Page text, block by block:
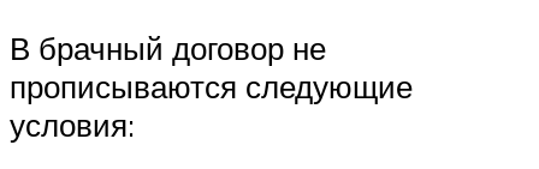
В брачный договор не
прописываются следующие
условия: